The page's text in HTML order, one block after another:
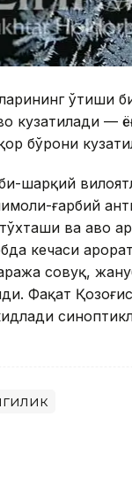
ўтиши
кузатилади —
бўрони
шарқий
ғарбий
ва ҳаво
кечаси
совуқ,
Фақат